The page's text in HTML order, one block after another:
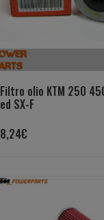
Filtro olio KTM 250
ed SX-F
8,24€